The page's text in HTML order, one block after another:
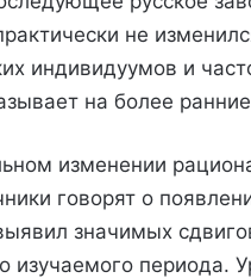
не
индивидуумов и
на более
изменении
говорят о
значимых
изучаемого периода.